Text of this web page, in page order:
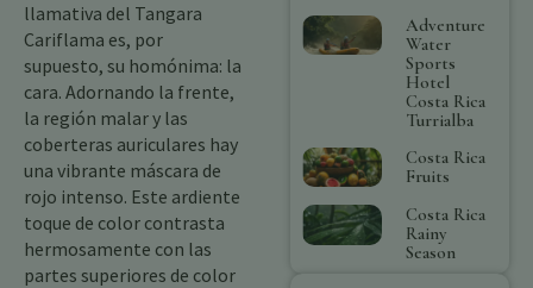
llamativa del Tangara
Cariflama es, por
supuesto, su homónima: la
cara. Adornando la frente,
la región malar y las
coberteras auriculares hay
una vibrante máscara de
rojo intenso. Este ardiente
toque de color contrasta
hermosamente con las
partes superiores de color
Adventure
Water
Sports
Hotel
Costa Rica
Turrialba
Costa Rica
Fruits
Costa Rica
Rainy
Season